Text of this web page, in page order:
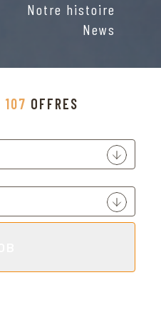
Notre histoire
News
107 OFFRES